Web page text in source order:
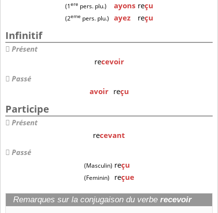
(1ere pers. plu.) ayons reçu
(2eme pers. plu.) ayez reçu
Infinitif
Présent
recevoir
Passé
avoir reçu
Participe
Présent
recevant
Passé
(Masculin) reçu
(Feminin) reçue
Remarques sur la conjugaison du verbe recevoir